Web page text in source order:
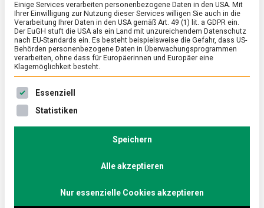
ERNÄHRUNG & GESUNDHEIT /FEATURED
Hart dran zu knabbern – Heldenbrot
4. November 2022
Hart
Aus altem Brot neue Lebensmittel herstellen – dafür
hat das Start-up Heldenbrot jüngst den „Zu gut für
Lebensmittelmagazin.de hat mit der Gründerin
Einige Services verarbeiten personenbezogene Daten in den USA. Mit
Ihrer Einwilligung zur Nutzung dieser Services willigen Sie auch in die
Verarbeitung Ihrer Daten in den USA gemäß Art. 49 (1) lit. a GDPR ein.
Der EuGH stuft die USA als ein Land mit unzureichendem Datenschutz
nach EU-Standards ein. Es besteht beispielsweise die Gefahr, dass US-
Behörden personenbezogene Daten in Überwachungsprogrammen
verarbeiten, ohne dass für Europäerinnen und Europäer eine
Klagemöglichkeit besteht.
Es folgt eine Liste der Service-Gruppen, für die eine
Essenziell
Statistiken
Speichern
Alle akzeptieren
Nur essenzielle Cookies akzeptieren